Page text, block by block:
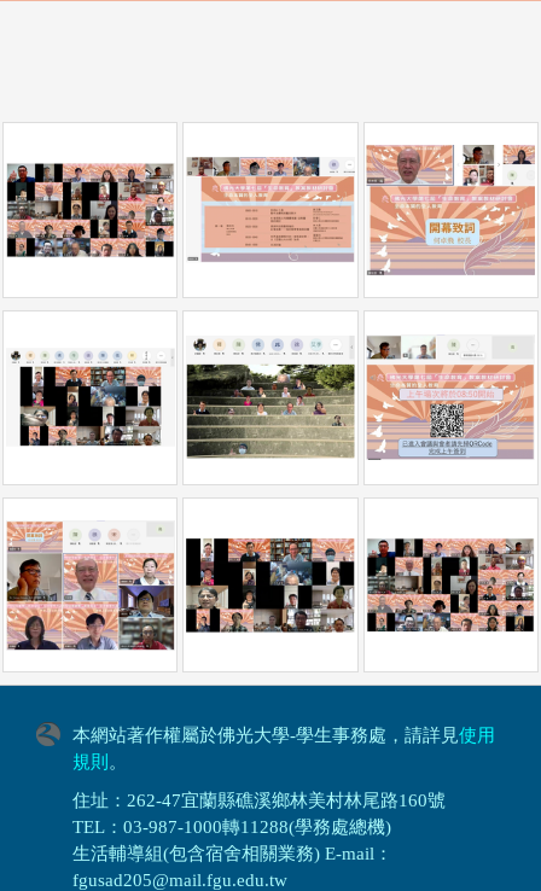
本網站著作權屬於佛光大學-學生事務處，請詳見使用
規則 。
住址：262-47宜蘭縣礁溪鄉林美村林尾路160號
TEL：03-987-1000轉11288(學務處總機)
生活輔導組(包含宿舍相關業務) E-mail：
fgusad205@mail.fgu.edu.tw